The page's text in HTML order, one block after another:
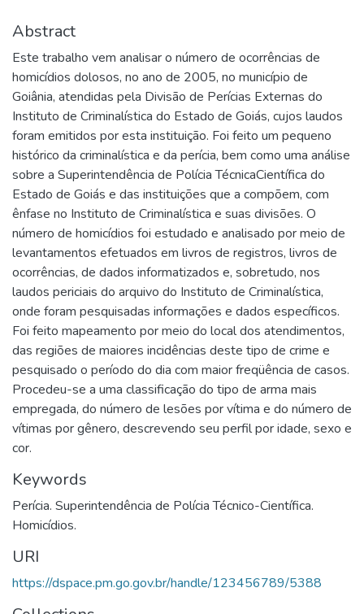
Abstract
Este trabalho vem analisar o número de ocorrências de
homicídios dolosos, no ano de 2005, no município de
Goiânia, atendidas pela Divisão de Perícias Externas do
Instituto de Criminalística do Estado de Goiás, cujos laudos
foram emitidos por esta instituição. Foi feito um pequeno
histórico da criminalística e da perícia, bem como uma análise
sobre a Superintendência de Polícia TécnicaCientífica do
Estado de Goiás e das instituições que a compõem, com
ênfase no Instituto de Criminalística e suas divisões. O
número de homicídios foi estudado e analisado por meio de
levantamentos efetuados em livros de registros, livros de
ocorrências, de dados informatizados e, sobretudo, nos
laudos periciais do arquivo do Instituto de Criminalística,
onde foram pesquisadas informações e dados específicos.
Foi feito mapeamento por meio do local dos atendimentos,
das regiões de maiores incidências deste tipo de crime e
pesquisado o período do dia com maior freqüência de casos.
Procedeu-se a uma classificação do tipo de arma mais
empregada, do número de lesões por vítima e do número de
vítimas por gênero, descrevendo seu perfil por idade, sexo e
cor.
Keywords
Perícia. Superintendência de Polícia Técnico-Científica.
Homicídios.
URI
https://dspace.pm.go.gov.br/handle/123456789/5388